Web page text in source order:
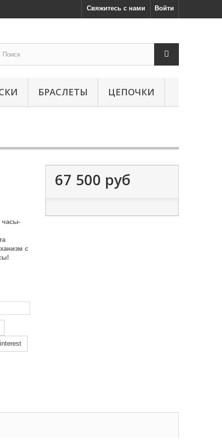
Войти
Свяжитесь с нами
БРАСЛЕТЫ ЦЕПОЧКИ
часы-
с
67 500 руб